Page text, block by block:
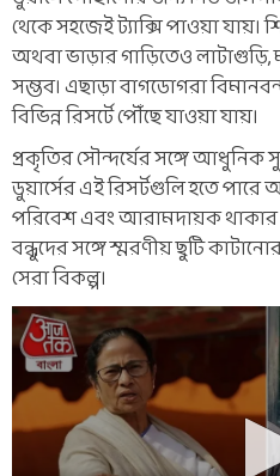
থেকে সহজেই ট্যাক্সি পাওয়া
অথবা ভাড়ার গাড়িতেও লাটাগুড়ি,
সম্ভব। এছাড়া বাগডোগরা
বিভিন্ন রিসর্টে পৌঁছে যাওয়া যায়।
প্রকৃতির সৌন্দর্যের সঙ্গে আধুনিক
ডুয়ার্সের এই রিসর্টগুলি হতে
পরিবেশ এবং আরামদায়ক থাকার
বন্ধুদের সঙ্গে স্মরণীয় ছুটি
সেরা বিকল্প।